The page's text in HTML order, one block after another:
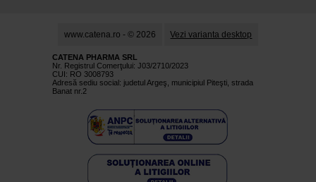
www.catena.ro - © 2026 Vezi varianta desktop
CATENA PHARMA SRL
Nr. Registrul Comerţului: J03/2710/2023
CUI: RO 3008793
Adresă sediu social: judetul Argeş, municipiul Piteşti, strada
Banat nr.2